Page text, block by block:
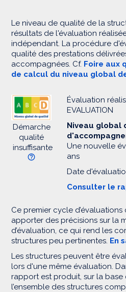
Le niveau de qualité de la
résultats de l'évaluation
indépendant. La procédure
qualité des prestations
accompagnées. Cf. Foire aux
de calcul du niveau global
Démarche
qualité
insuffisante
Évaluation
EVALUATION
Niveau global
Une nouvelle
ans
Date
Consulter le
Ce premier cycle d’évaluations
apporter des précisions sur la
d’évaluation, ce qui rend les
structures peu pertinentes. En
Les structures peuvent être
lors d'une même évaluation.
rapport est produit, sur la base
l’ensemble des structures